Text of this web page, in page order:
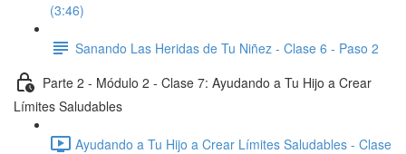
(3:46)
Sanando Las Heridas de Tu Niñez - Clase 6 - Paso 2
Parte 2 - Módulo 2 - Clase 7: Ayudando a Tu Hijo a Crear
Límites Saludables
Ayudando a Tu Hijo a Crear Límites Saludables - Clase